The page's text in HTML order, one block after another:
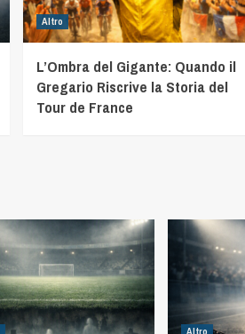
Altro
L’Ombra del Gigante: Quando il
Gregario Riscrive la Storia del
Tour de France
Altro